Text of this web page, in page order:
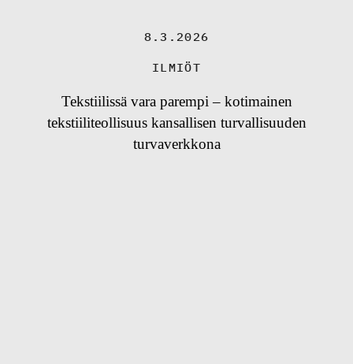
8.3.2026
ILMIÖT
Tekstiilissä vara parempi – kotimainen
tekstiiliteollisuus kansallisen turvallisuuden
turvaverkkona